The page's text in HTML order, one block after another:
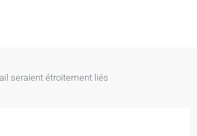
seraient étroitement liés